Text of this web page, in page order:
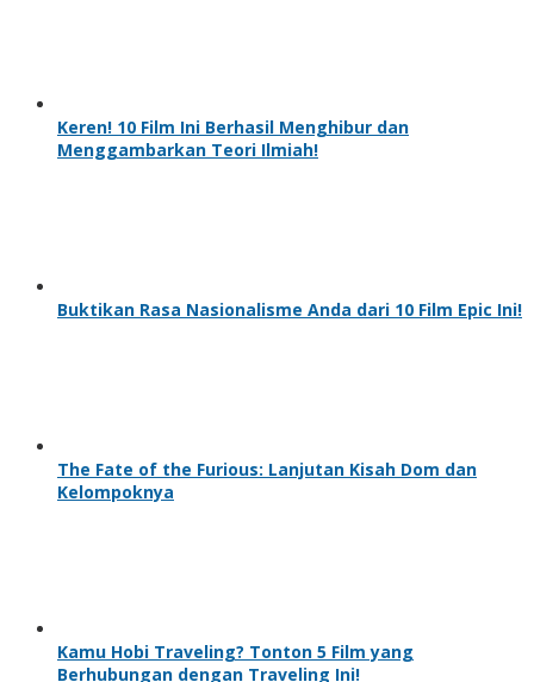
Keren! 10 Film Ini Berhasil Menghibur dan
Menggambarkan Teori Ilmiah!
Buktikan Rasa Nasionalisme Anda dari 10 Film Epic Ini!
The Fate of the Furious: Lanjutan Kisah Dom dan
Kelompoknya
Kamu Hobi Traveling? Tonton 5 Film yang
Berhubungan dengan Traveling Ini!